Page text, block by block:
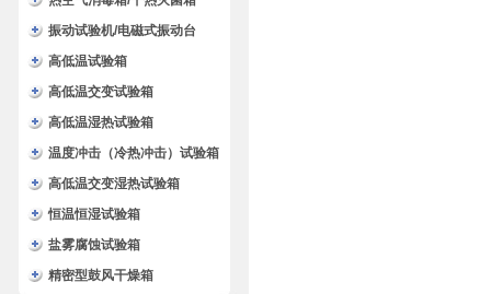
振动试验机/电磁式振动台
高低温试验箱
高低温交变试验箱
高低温湿热试验箱
温度冲击（冷热冲击）试验箱
高低温交变湿热试验箱
恒温恒湿试验箱
盐雾腐蚀试验箱
精密型鼓风干燥箱